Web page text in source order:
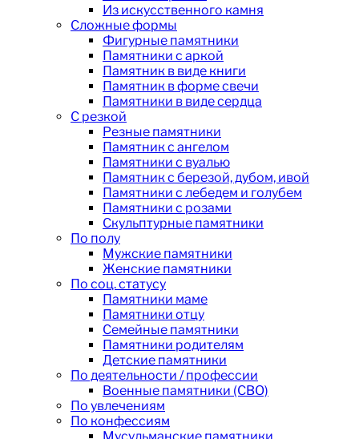
Из искусственного камня
Сложные формы
Фигурные памятники
Памятники с аркой
Памятник в виде книги
Памятник в форме свечи
Памятники в виде сердца
С резкой
Резные памятники
Памятник с ангелом
Памятники с вуалью
Памятник с березой, дубом, ивой
Памятники с лебедем и голубем
Памятники с розами
Скульптурные памятники
По полу
Мужские памятники
Женские памятники
По соц. статусу
Памятники маме
Памятники отцу
Семейные памятники
Памятники родителям
Детские памятники
По деятельности / профессии
Военные памятники (СВО)
По увлечениям
По конфессиям